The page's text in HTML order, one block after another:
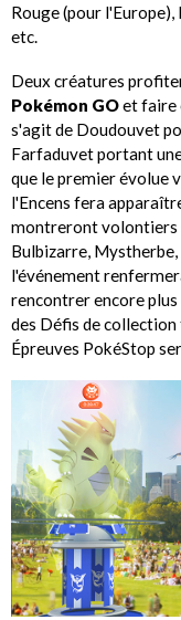
Rouge (pour
etc.
Deux créatures
Pokémon GOet faire
s'agit de Doudouvet
Farfaduvet portant
que le premier évolue
l'Encens fera
montreront volontiers
Bulbizarre,
l'événement
rencontrer encore
des Défis de
Épreuves PokéStop